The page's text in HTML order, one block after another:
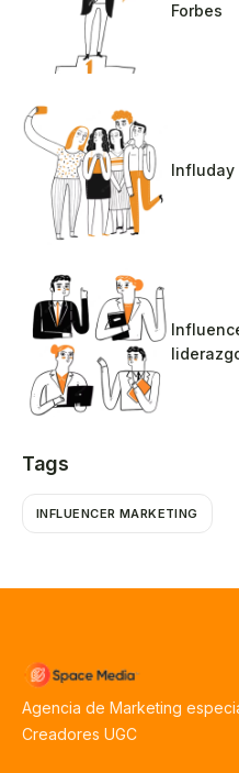
Forbes
Tags
INFLUENCER MARKETING
Agencia de Marketing
Creadores UGC